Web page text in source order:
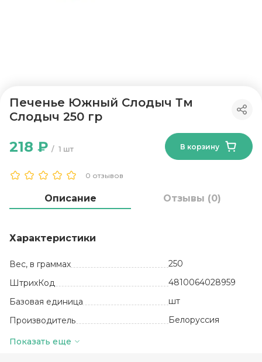
Печенье Южный Слодыч Тм
Слодыч 250 гр
0 отзывов
1 шт
218 ₽ В корзину
Описание Отзывы (0)
Характеристики
Вес, в граммах
250
ШтрихКод
4810064028959
Базовая единица
шт
Производитель
Белоруссия
Количество в упаковке
Показать еще